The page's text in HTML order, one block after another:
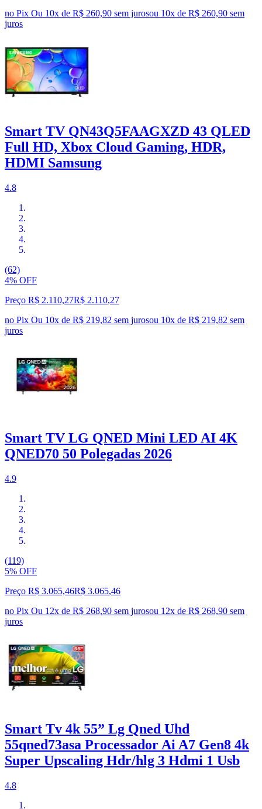
no Pix Ou 10x de R$ 260,90 sem jurosou 10x de R$ 260,90 sem
juros
Smart TV QN43Q5FAAGXZD 43 QLED
Full HD, Xbox Cloud Gaming, HDR,
HDMI Samsung
4.8
(62)
4% OFF
Preço R$ 2.110,27R$ 2.110,27
no Pix Ou 10x de R$ 219,82 sem jurosou 10x de R$ 219,82 sem
juros
Smart TV LG QNED Mini LED AI 4K
QNED70 50 Polegadas 2026
4.9
(119)
5% OFF
Preço R$ 3.065,46R$ 3.065,46
no Pix Ou 12x de R$ 268,90 sem jurosou 12x de R$ 268,90 sem
juros
Smart Tv 4k 55” Lg Qned Uhd
55qned73asa Processador Ai A7 Gen8 4k
Super Upscaling Hdr/hlg 3 Hdmi 1 Usb
4.8